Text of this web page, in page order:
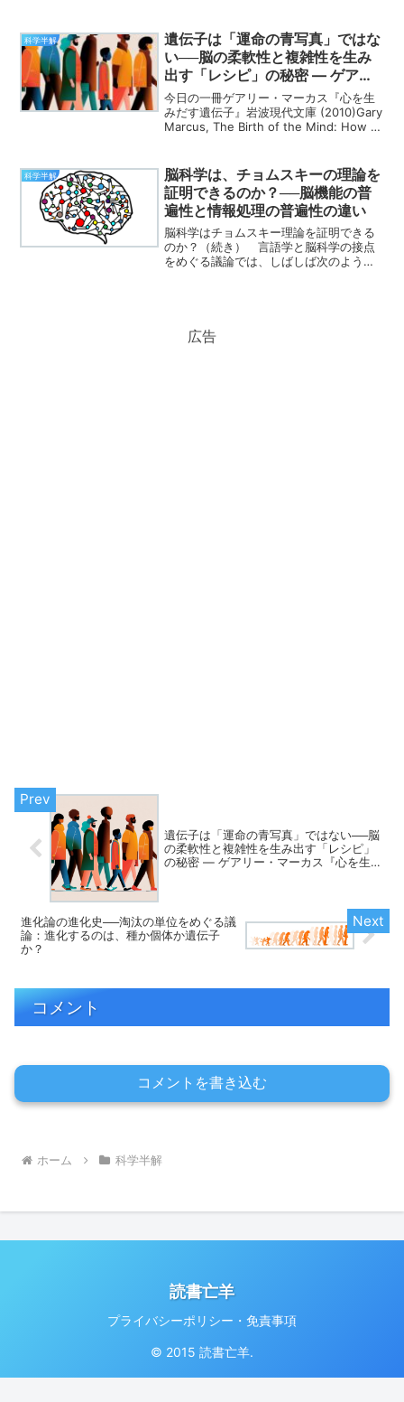
ようだが）。 一般向けの科学書（いわ
ゆる、アメリカで...
科学半解
遺伝子は「運命の青写真」ではな
い──脳の柔軟性と複雑性を生み
出す「レシピ」の秘密 ― ゲアリ
ー・マーカス『心を生みだす遺伝
子』
今日の一冊ゲアリー・マーカス『心を生
みだす遺伝子』岩波現代文庫 (2010)Gary
Marcus, The Birth of the Mind: How a
科学半解
脳科学は、チョムスキーの理論を
証明できるのか？──脳機能の普
遍性と情報処理の普遍性の違い
脳科学はチョムスキー理論を証明できる
のか？（続き） 言語学と脳科学の接点
をめぐる議論では、しばしば次のような
広告
遺伝子は「運命の青写真」ではない──脳
の柔軟性と複雑性を生み出す「レシピ」
の秘密 ― ゲアリー・マーカス『心を生み
進化論の進化史──淘汰の単位をめぐる議
論：進化するのは、種か個体か遺伝子
か？
コメント
コメントを書き込む
ホーム 科学半解
読書亡羊
プライバシーポリシー・免責事項
© 2015 読書亡羊.